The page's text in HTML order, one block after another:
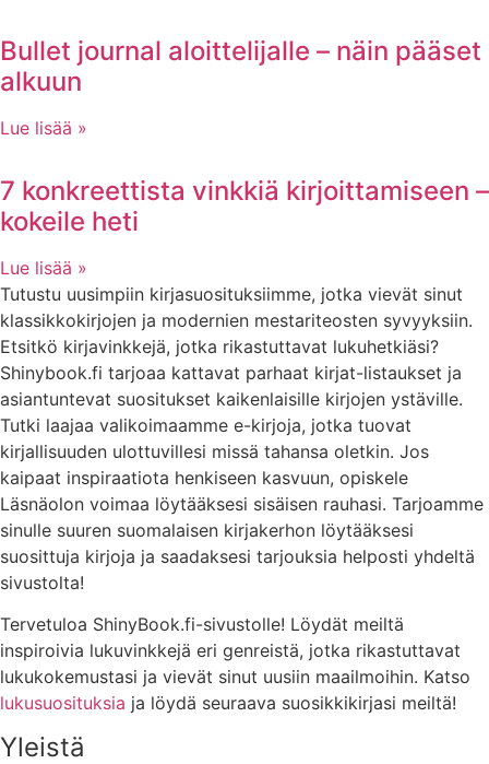
Bullet journal aloittelijalle – näin pääset
alkuun
Lue lisää »
7 konkreettista vinkkiä kirjoittamiseen –
kokeile heti
Lue lisää »
Tutustu uusimpiin kirjasuosituksiimme, jotka vievät sinut
klassikkokirjojen ja modernien mestariteosten syvyyksiin.
Etsitkö kirjavinkkejä, jotka rikastuttavat lukuhetkiäsi?
Shinybook.fi tarjoaa kattavat parhaat kirjat-listaukset ja
asiantuntevat suositukset kaikenlaisille kirjojen ystäville.
Tutki laajaa valikoimaamme e-kirjoja, jotka tuovat
kirjallisuuden ulottuvillesi missä tahansa oletkin. Jos
kaipaat inspiraatiota henkiseen kasvuun, opiskele
Läsnäolon voimaa löytääksesi sisäisen rauhasi. Tarjoamme
sinulle suuren suomalaisen kirjakerhon löytääksesi
suosittuja kirjoja ja saadaksesi tarjouksia helposti yhdeltä
sivustolta!
Tervetuloa ShinyBook.fi-sivustolle! Löydät meiltä
inspiroivia lukuvinkkejä eri genreistä, jotka rikastuttavat
lukukokemustasi ja vievät sinut uusiin maailmoihin. Katso
lukusuosituksia ja löydä seuraava suosikkikirjasi meiltä!
Yleistä